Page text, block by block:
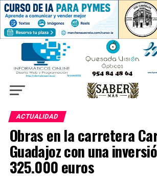
ACTUALIDAD
Obras en la carretera
Guadajoz con una
325.000 euros